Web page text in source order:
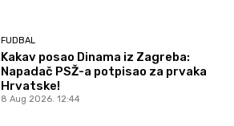
FUDBAL
Kakav posao Dinama iz Zagreba:
Napadač PSŽ-a potpisao za prvaka
Hrvatske!
8 Aug 2026. 12:44